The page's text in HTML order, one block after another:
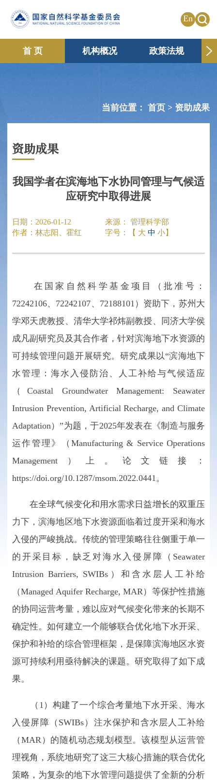
En
首 页 机构概况 政策法规
当前位置： 首页 > 资助成果
资助成果
我国学者在滨海地下水协同管理与气候适
应研究中取得进展
日期： 2026-01-12 来源：
管理科学部
作者： 林志阳、霍红 字号：【 大 中 小】
在国家自然科学基金项目（批准号：
72242106、72242107、72188101）资助下，苏州大
学邓天虎教授、清华大学祁炜副教授、同济大学侯
成凡副研究员及其合作者，针对滨海地下水资源的
可持续管理问题开展研究。研究成果以“滨海地下
水管理：海水入侵防治、人工补给与气候适应
（Coastal Groundwater Management: Seawater
Intrusion Prevention, Artificial Recharge, and Climate
Adaptation）”为题，于2025年发表在《制造与服务
运作管理》（Manufacturing & Service Operations
Management）上。论文链接：
https://doi.org/10.1287/msom.2022.0441。
在全球气候变化和用水需求日益增长的双重压
力下，滨海地区地下水资源面临着过度开采和海水
入侵的严峻挑战。传统的管理策略往往侧重于单一
的开采目标，缺乏对海水入侵屏障（Seawater
Intrusion Barriers, SWIBs）和含水层人工补给
（Managed Aquifer Recharge, MAR）等保护性措施
的协同运营考量，难以应对气候变化带来的长期不
确定性。如何建立一个能够联合优化地下水开采、
保护和补给的综合管理框架，是保障滨海地区水资
源可持续利用亟待解决的课题。研究取得了如下成
果。
（1）构建了一个综合考量地下水开采、海水
入侵屏障（SWIBs）注水保护和含水层人工补给
（MAR）的随机动态规划模型。该模型从运营管
理视角，系统地研究了这三大核心措施的联合优化
策略，为复杂的地下水管理问题提供了全新的分析